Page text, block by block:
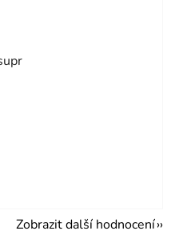
Zobrazit další hodnocení